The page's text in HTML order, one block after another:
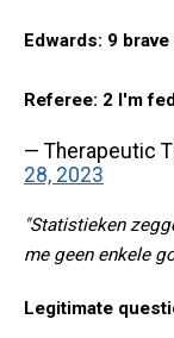
Edwards: 9
Referee: 2 I'm
— Therapeutic
28, 2023
"Statistieken
me geen enkele
Legitimate